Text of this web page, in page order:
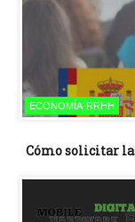
ECONOMÍA-RRHH
Cómo solicitar